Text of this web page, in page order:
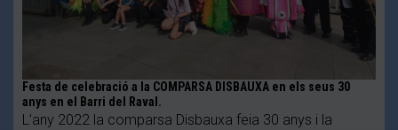
Festa de celebració a la COMPARSA DISBAUXA en els seus 30
anys en el Barri del Raval.
L’any 2022 la comparsa Disbauxa feia 30 anys i la